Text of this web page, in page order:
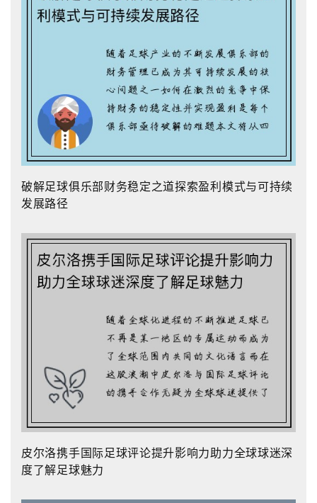
破解足球俱乐部财务稳定之道探索盈利模式与可持续
发展路径
皮尔洛携手国际足球评论提升影响力助力全球球迷深
度了解足球魅力